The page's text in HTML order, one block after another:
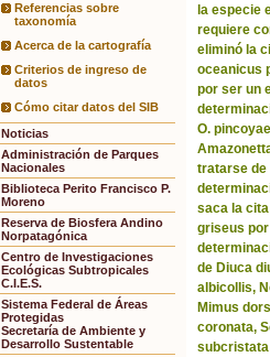
Referencias sobre
taxonomía
Acerca de la cartografía
Criterios de ingreso de
datos
Cómo citar datos del SIB
Noticias
Administración de Parques
Nacionales
Biblioteca Perito Francisco P.
Moreno
Reserva de Biosfera Andino
Norpatagónica
Centro de Investigaciones
Ecológicas Subtropicales
C.I.E.S.
Sistema Federal de Áreas
Protegidas
Secretaría de Ambiente y
Desarrollo Sustentable
la especie
requiere
eliminó la
oceanicus
por ser un
O.
tratarse de
saca la
griseus
de Diuca
albicollis,
Mimus
coronata,